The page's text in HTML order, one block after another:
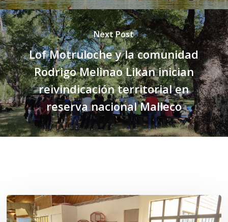
Next Post
Lof Motruloche y la comunidad
Rodrigo Melinao Likan inician
reivindicación territorial en
reserva nacional Malleco
Toda
el